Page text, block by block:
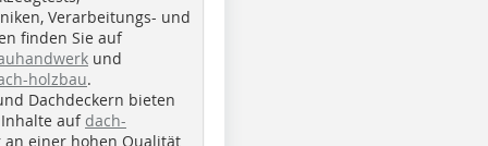
Verarbeitungs- und
finden Sie auf
und
holzbau.
Dachdeckern bieten
Inhalte auf dach-
an einer hohen Qualität